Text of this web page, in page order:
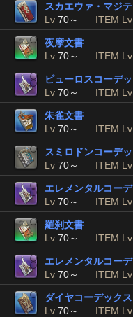
スカエウァ・マジ
Lv 70～ ITEM Lv
夜摩文書
Lv 70～ ITEM Lv
ピューロスコーデ
Lv 70～ ITEM Lv
朱雀文書
Lv 70～ ITEM Lv
スミロドンコーデ
Lv 70～ ITEM Lv
エレメンタルコー
Lv 70～ ITEM Lv
羅刹文書
Lv 70～ ITEM Lv
エレメンタルコー
Lv 70～ ITEM Lv
ダイヤコーデックス
Lv 70～ ITEM Lv